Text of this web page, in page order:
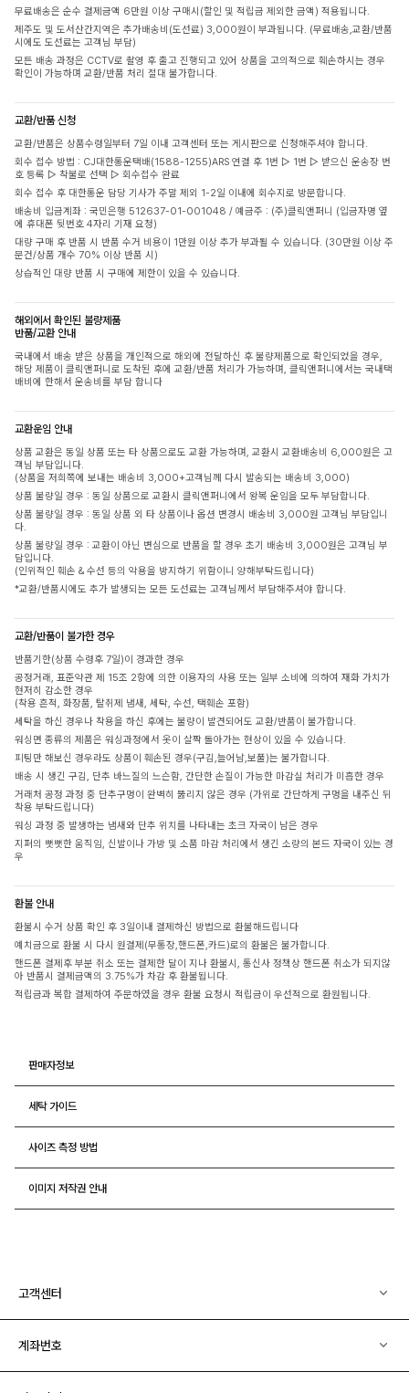
무료배송은 순수 결제금액 6만원 이상 구매시(할인 및 적립금 제외한 금액) 적용됩니다.
제주도 및 도서산간지역은 추가배송비(도선료) 3,000원이 부과됩니다. (무료배송,교환/반품
시에도 도선료는 고객님 부담)
모든 배송 과정은 CCTV로 촬영 후 출고 진행되고 있어 상품을 고의적으로 훼손하시는 경우
확인이 가능하며 교환/반품 처리 절대 불가합니다.
교환/반품 신청
교환/반품은 상품수령일부터 7일 이내 고객센터 또는 게시판으로 신청해주셔야 합니다.
회수 접수 방법 : CJ대한통운택배(1588-1255)ARS 연결 후 1번 ▷ 1번 ▷ 받으신 운송장 번
호 등록 ▷ 착불로 선택 ▷ 회수접수 완료
회수 접수 후 대한통운 담당 기사가 주말 제외 1-2일 이내에 회수지로 방문합니다.
배송비 입금계좌 : 국민은행 512637-01-001048 / 예금주 : (주)클릭앤퍼니 (입금자명 옆
에 휴대폰 뒷번호 4자리 기재 요청)
대량 구매 후 반품 시 반품 수거 비용이 1만원 이상 추가 부과될 수 있습니다. (30만원 이상 주
문건/상품 개수 70% 이상 반품 시)
상습적인 대량 반품 시 구매에 제한이 있을 수 있습니다.
해외에서 확인된 불량제품
반품/교환 안내
국내에서 배송 받은 상품을 개인적으로 해외에 전달하신 후 불량제품으로 확인되었을 경우,
해당 제품이 클릭앤퍼니로 도착된 후에 교환/반품 처리가 가능하며, 클릭앤퍼니에서는 국내택
배비에 한해서 운송비를 부담 합니다
교환운임 안내
상품 교환은 동일 상품 또는 타 상품으로도 교환 가능하며, 교환시 교환배송비 6,000원은 고
객님 부담입니다.
(상품을 저희쪽에 보내는 배송비 3,000+고객님께 다시 발송되는 배송비 3,000)
상품 불량일 경우 : 동일 상품으로 교환시 클릭앤퍼니에서 왕복 운임을 모두 부담합니다.
상품 불량일 경우 : 동일 상품 외 타 상품이나 옵션 변경시 배송비 3,000원 고객님 부담입니
다.
상품 불량일 경우 : 교환이 아닌 변심으로 반품을 할 경우 초기 배송비 3,000원은 고객님 부
담입니다.
(인위적인 훼손 & 수선 등의 악용을 방지하기 위함이니 양해부탁드립니다)
*교환/반품시에도 추가 발생되는 모든 도선료는 고객님께서 부담해주셔야 합니다.
교환/반품이 불가한 경우
반품기한(상품 수령후 7일)이 경과한 경우
공정거래, 표준약관 제 15조 2항에 의한 이용자의 사용 또는 일부 소비에 의하여 재화 가치가
현저히 감소한 경우
(착용 흔적, 화장품, 탈취제 냄새, 세탁, 수선, 택훼손 포함)
세탁을 하신 경우나 착용을 하신 후에는 불량이 발견되어도 교환/반품이 불가합니다.
워싱면 종류의 제품은 워싱과정에서 옷이 살짝 돌아가는 현상이 있을 수 있습니다.
피팅만 해보신 경우라도 상품이 훼손된 경우(구김,늘어남,보풀)는 불가합니다.
배송 시 생긴 구김, 단추 바느질의 느슨함, 간단한 손질이 가능한 마감실 처리가 미흡한 경우
거래처 공정 과정 중 단추구멍이 완벽히 뚫리지 않은 경우 (가위로 간단하게 구멍을 내주신 뒤
착용 부탁드립니다)
워싱 과정 중 발생하는 냄새와 단추 위치를 나타내는 초크 자국이 남은 경우
지퍼의 뻣뻣한 움직임, 신발이나 가방 및 소품 마감 처리에서 생긴 소량의 본드 자국이 있는 경
우
환불 안내
환불시 수거 상품 확인 후 3일이내 결제하신 방법으로 환불해드립니다
예치금으로 환불 시 다시 원결제(무통장,핸드폰,카드)로의 환불은 불가합니다.
핸드폰 결제후 부분 취소 또는 결제한 달이 지나 환불시, 통신사 정책상 핸드폰 취소가 되지않
아 반품시 결제금액의 3.75%가 차감 후 환불됩니다.
적립금과 복합 결제하여 주문하였을 경우 환불 요청시 적립금이 우선적으로 환원됩니다.
판매자정보
세탁 가이드
사이즈 측정 방법
이미지 저작권 안내
고객센터
계좌번호